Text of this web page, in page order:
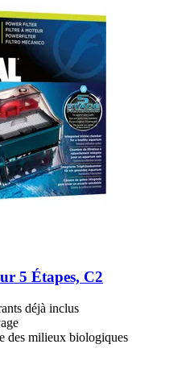
5 Étapes, C2
déjà inclus
des milieux biologiques